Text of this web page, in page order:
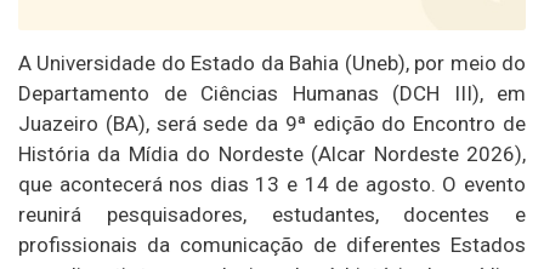
A Universidade do Estado da Bahia (Uneb), por meio do
Departamento de Ciências Humanas (DCH III), em
Juazeiro (BA), será sede da 9ª edição do Encontro de
História da Mídia do Nordeste (Alcar Nordeste 2026),
que acontecerá nos dias 13 e 14 de agosto. O evento
reunirá pesquisadores, estudantes, docentes e
profissionais da comunicação de diferentes Estados